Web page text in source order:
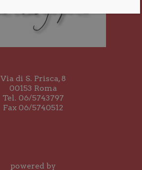
Via di S. Prisca, 8
00153 Roma
Tel. 06/5743797
Fax 06/5740512
powered by